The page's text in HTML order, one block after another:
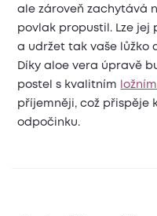
ale zároveň zachytává
povlak propustil. Lze
a udržet tak vaše lůžko
Díky aloe vera úpravě
postel s kvalitním
příjemněji, což přispěje
odpočinku.